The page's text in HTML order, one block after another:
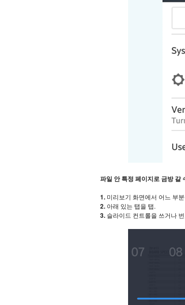
파일 안 특정 페이지로 금방 갈
1. 미리보기 화면에서 어느 부
2. 아래 있는 탭을 탭.
3. 슬라이드 컨트롤을 쓰거나